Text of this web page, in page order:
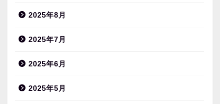
2025年8月
2025年7月
2025年6月
2025年5月